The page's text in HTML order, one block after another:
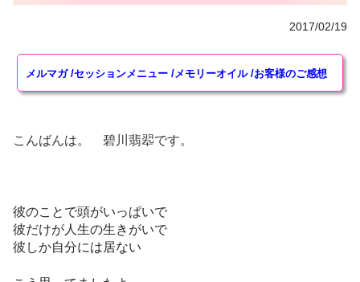
ヒーリングアイテム
特殊ワーク・ヒーリング
エーテルコードpsychicwork過去世トラウマ因縁切り
プライモーディア・アクティベーション金運上昇
Healing Work
講座・その他
2017/02/19
メルマガ /セッションメニュー / メモリーオイル /お客様のご感想
こんばんは。 碧川翡翆です。
彼のことで頭がいっぱいで
彼だけが人生の生きがいで
彼しか自分には居ない